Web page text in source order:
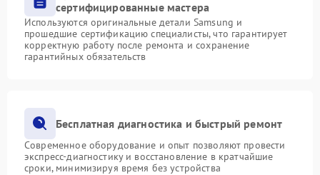
сертифицированные мастера
Используются оригинальные детали Samsung и
прошедшие сертификацию специалисты, что гарантирует
корректную работу после ремонта и сохранение
гарантийных обязательств
Бесплатная диагностика и быстрый ремонт
Современное оборудование и опыт позволяют провести
экспресс-диагностику и восстановление в кратчайшие
сроки, минимизируя время без устройства